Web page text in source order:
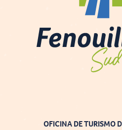
OFICINA DE TURISMO